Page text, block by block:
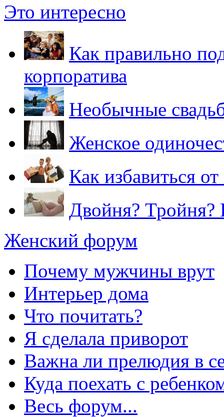
Это интересно
Как правильно
корпоратива
Необычные
Женское
Как избавиться
Двойня? Тройня?
Женский форум
Почему мужчины врут
Интерьер дома
Что почитать?
Я сделала приворот
Важна ли прелюдия в
Куда поехать с
Весь форум...